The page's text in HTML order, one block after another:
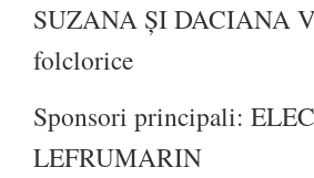
SUZANA ȘI DACIANA
folclorice
Sponsori principali:
LEFRUMARIN